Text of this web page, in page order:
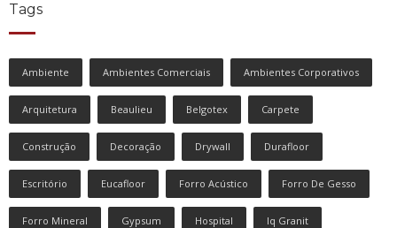
Tags
Ambiente Ambientes Comerciais Ambientes Corporativos
Arquitetura Beaulieu Belgotex Carpete
Construção Decoração Drywall Durafloor
Escritório Eucafloor Forro Acústico Forro De Gesso
Forro Mineral Gypsum Hospital Iq Granit